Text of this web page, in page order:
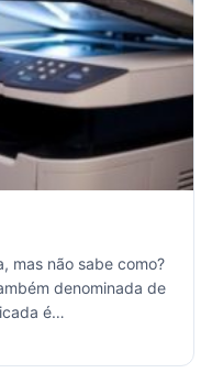
mas não sabe como?
denominada de
é…